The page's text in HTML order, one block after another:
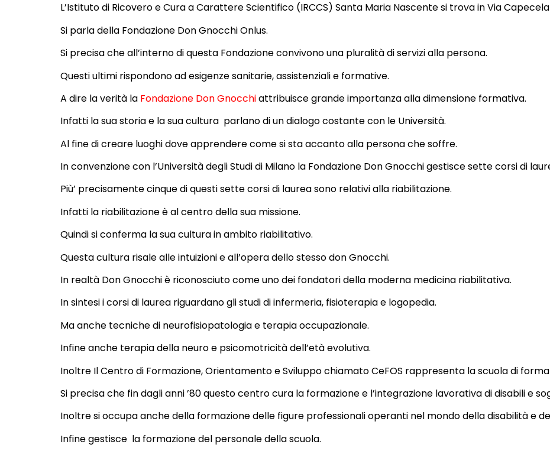
L’Istituto di Ricovero e Cura a Carattere Scientifico (IRCCS) Santa Maria Nascente si trova in Via
Si parla della Fondazione Don Gnocchi Onlus.
Si precisa che all’interno di questa Fondazione convivono una pluralità di servizi alla persona.
Questi ultimi rispondono ad esigenze sanitarie, assistenziali e formative.
A dire la verità la Fondazione Don Gnocchiattribuisce grande importanza alla dimensione formativa.
Infatti la sua storia e la sua cultura parlano di undialogo costante con le Università.
Al fine di creare luoghi dove apprenderecome si sta accanto alla persona che soffre.
In convenzione con l’Università degli Studi di Milano la Fondazione Don Gnocchi gestisce sette corsi di
Più’ precisamente cinque di questi sette corsi di laurea sono relativi alla riabilitazione.
Infatti la riabilitazione è al centro della sua missione.
Quindi si conferma la suaculturain ambito riabilitativo.
Questa cultura risale alle intuizioni e all’opera dello stesso don Gnocchi.
In realtà Don Gnocchi è riconosciuto come uno dei fondatori della moderna medicina riabilitativa.
In sintesi i corsi di laurea riguardano gli studi di infermeria, fisioterapia e logopedia.
Ma anche tecniche di neurofisiopatologia e terapia occupazionale.
Infine anche terapia della neuro e psicomotricità dell’età evolutiva.
Inoltre Il Centro di Formazione, Orientamento e Sviluppo chiamato CeFOS rappresenta la scuola di
Si precisa che fin dagli anni ’80 questo centro cura la formazione e l’integrazione lavorativa di disabili e
Inoltre si occupa anche della formazione delle figure professionali operanti nel mondo della disabilità e
Infine gestisce la formazione del personale della scuola.